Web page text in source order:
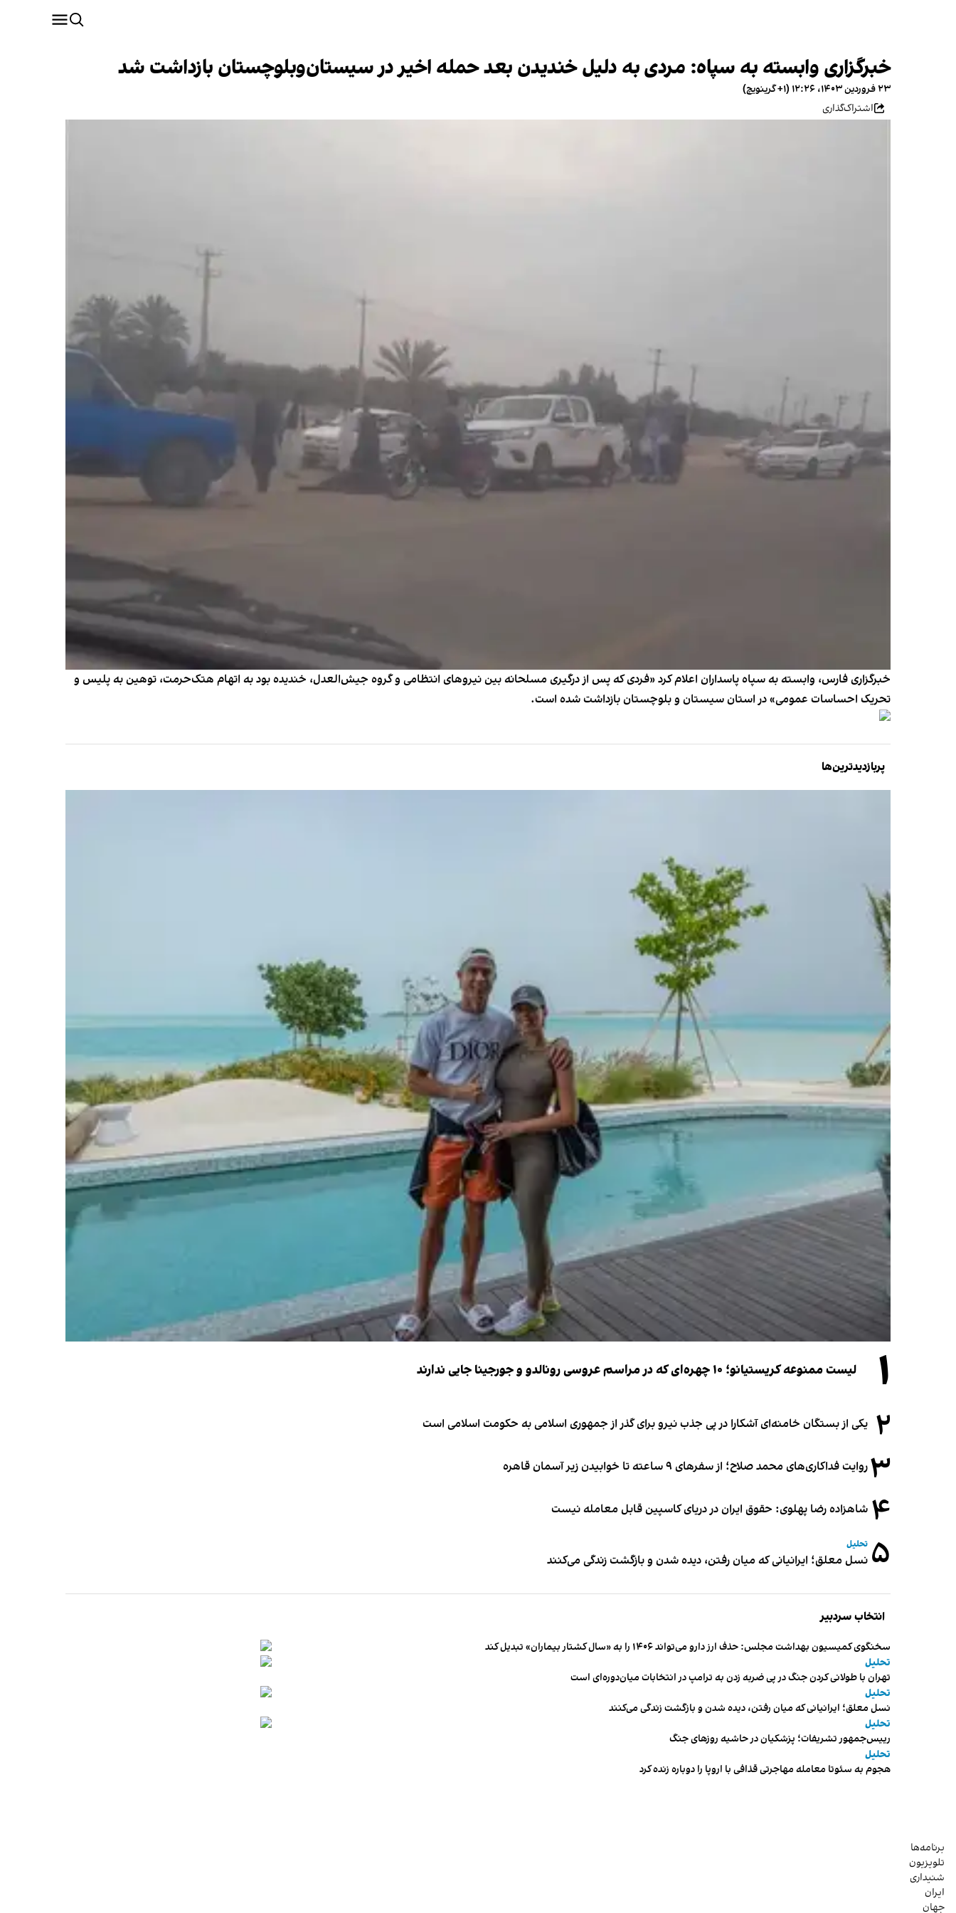
خبرگزاری وابسته به سپاه: مردی به دلیل خندیدن بعد حمله اخیر در سیستان‌وبلوچستان بازداشت شد
۲۳ فروردین ۱۴۰۳، ۱۲:۲۶ (‎+۱ گرینویچ)
اشتراک‌گذاری
خبرگزاری فارس، وابسته به سپاه پاسداران اعلام کرد «فردی که پس از درگیری مسلحانه بین نیروهای انتظامی و گروه جیش‌العدل، خندیده بود به اتهام هتک‌حرمت، توهین به پلیس و
تحریک احساسات عمومی» در استان سیستان و بلوچستان بازداشت شده است.
پربازدیدترین‌ها
۱ لیست ممنوعه کریستیانو؛ ۱۰ چهره‌ای که در مراسم عروسی رونالدو و جورجینا جایی ندارند
۲ یکی از بستگان خامنه‌ای آشکارا در پی جذب نیرو برای گذر از جمهوری اسلامی به حکومت اسلامی است
۳روایت فداکاری‌های محمد صلاح؛ از سفرهای ۹ ساعته تا خوابیدن زیر آسمان قاهره
۴ شاهزاده رضا پهلوی: حقوق ایران در دریای کاسپین قابل معامله نیست
۵ تحلیل
نسل معلق؛ ایرانیانی که میان رفتن، دیده شدن و بازگشت زندگی می‌کنند
انتخاب سردبیر
سخنگوی کمیسیون بهداشت مجلس: حذف ارز دارو می‌تواند ۱۴۰۶ را به «سال کشتار بیماران» تبدیل کند
تحلیل
تهران با طولانی کردن جنگ در پی ضربه زدن به ترامپ در انتخابات میان‌دوره‌ای است
تحلیل
نسل معلق؛ ایرانیانی که میان رفتن، دیده شدن و بازگشت زندگی می‌کنند
تحلیل
رییس‌جمهور تشریفات؛ پزشکیان در حاشیه روزهای جنگ
تحلیل
هجوم به سئوتا معامله مهاجرتی قذافی با اروپا را دوباره زنده کرد
برنامه‌ها
تلویزیون
شنیداری
ایران
جهان